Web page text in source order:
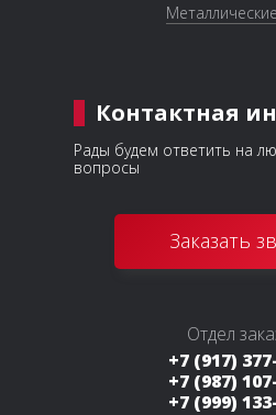
Контактная
Рады будем ответить на
вопросы
Заказать
Отдел
+7 (917)
+7 (987)
+7 (999)